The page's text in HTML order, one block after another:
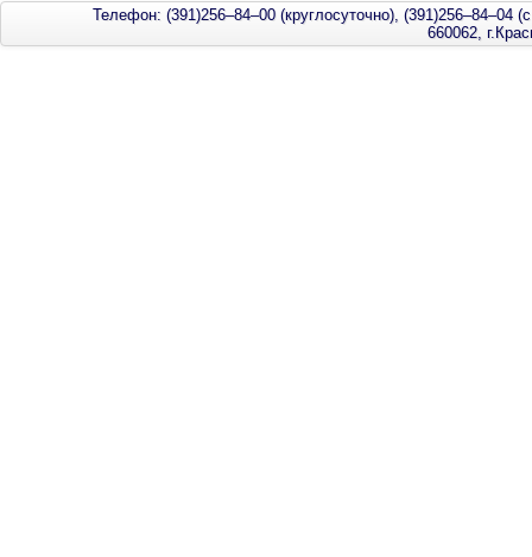
Телефон: (391)256–84–00 (круглосуточно), (391)256–84–04
660062,